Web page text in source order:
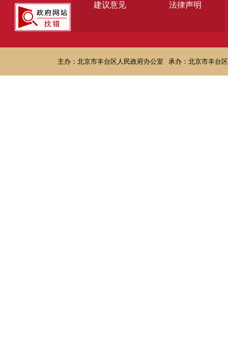
建议意见 法律声明
主办：北京市丰台区人民政府办公室 承办：北京市丰台